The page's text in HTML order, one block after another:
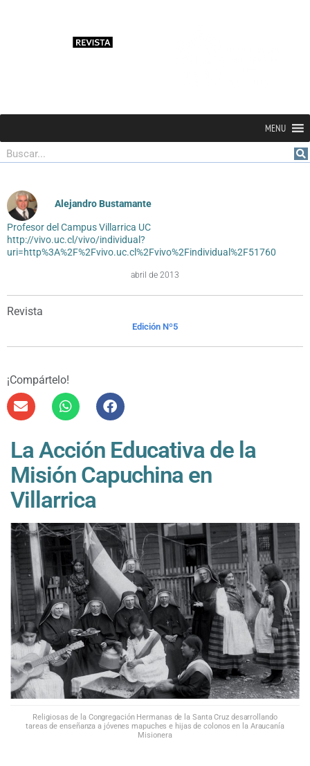
MENU
Buscar
Alejandro Bustamante
Profesor del Campus Villarrica UC
http://vivo.uc.cl/vivo/individual?
uri=http%3A%2F%2Fvivo.uc.cl%2Fvivo%2Findividual%2F51760
abril de 2013
Revista
Edición Nº5
¡Compártelo!
La Acción Educativa de la
Misión Capuchina en
Villarrica
Religiosas de la Congregación Hermanas de la Santa Cruz desarrollando
tareas de enseñanza a jóvenes mapuches e hijas de colonos en la Araucanía
Misionera